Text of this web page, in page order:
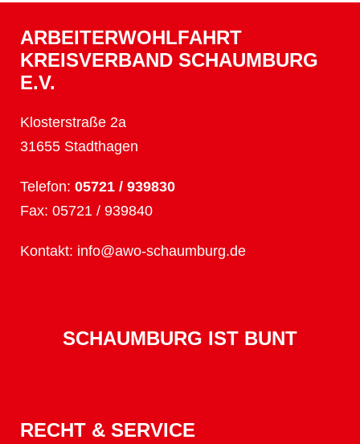
ARBEITERWOHLFAHRT
KREISVERBAND SCHAUMBURG
E.V.
Klosterstraße 2a
31655 Stadthagen
Telefon: 05721 / 939830
Fax: 05721 / 939840
Kontakt: info@awo-schaumburg.de
SCHAUMBURG IST BUNT
RECHT & SERVICE